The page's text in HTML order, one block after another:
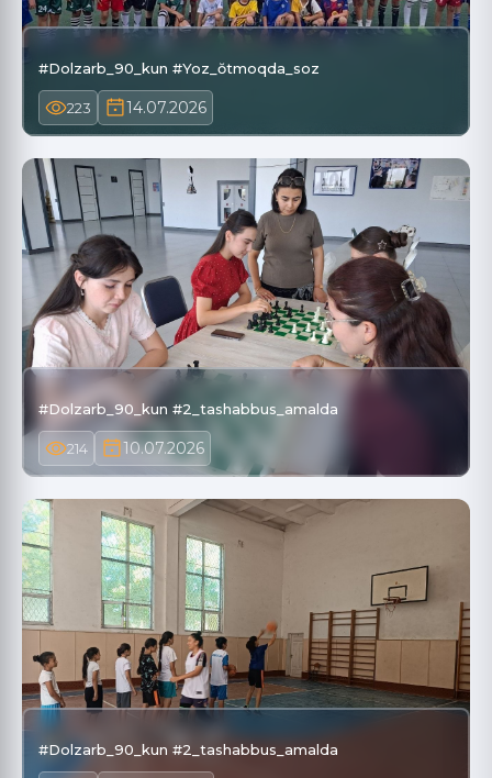
#Dolzarb_90_kun #Yoz_ŏtmoqda_soz
223 14.07.2026
#Dolzarb_90_kun #2_tashabbus_amalda
214 10.07.2026
#Dolzarb_90_kun #2_tashabbus_amalda